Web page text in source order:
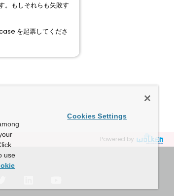
。もしそれらも失敗す
を起票してくださ
Powered by
use
Cookies Settings